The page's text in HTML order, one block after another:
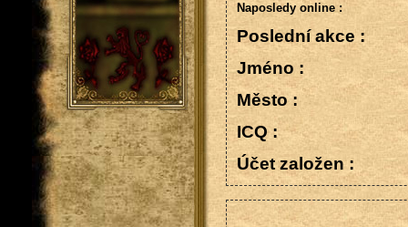
Naposledy online :
Poslední akce :
Jméno :
Město :
ICQ :
Účet založen :